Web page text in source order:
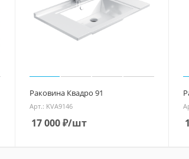
Раковина Квадро 91
Арт.: KVA9146
17 000₽/шт